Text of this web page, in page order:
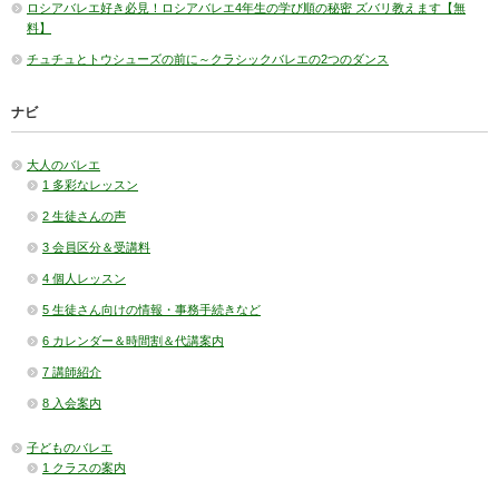
ロシアバレエ好き必見！ロシアバレエ4年生の学び順の秘密 ズバリ教えます【無
料】
チュチュとトウシューズの前に～クラシックバレエの2つのダンス
ナビ
大人のバレエ
1 多彩なレッスン
2 生徒さんの声
3 会員区分＆受講料
4 個人レッスン
5 生徒さん向けの情報・事務手続きなど
6 カレンダー＆時間割＆代講案内
7 講師紹介
8 入会案内
子どものバレエ
1 クラスの案内